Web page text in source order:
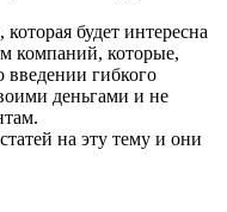
будет интересна
компаний, которые,
гибкого
деньгами и не
на эту тему и они